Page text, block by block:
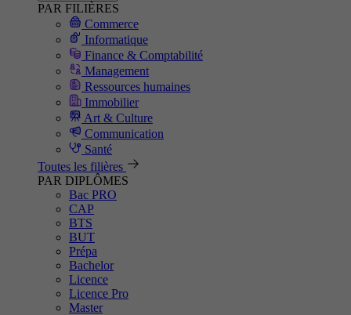
PAR FILIÈRES
Commerce
Informatique
Finance & Comptabilité
Management
Ressources humaines
Immobilier
Art & Culture
Communication
Santé
Toutes les filières
PAR DIPLÔMES
Bac PRO
CAP
BTS
BUT
Prépa
Bachelor
Licence
Licence Pro
Master